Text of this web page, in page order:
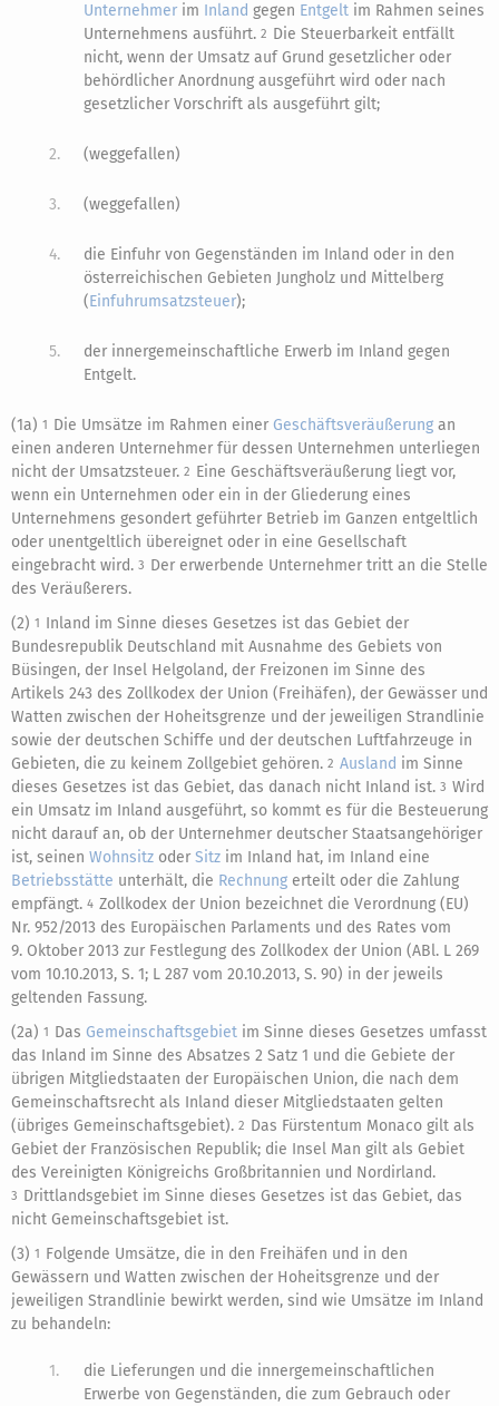
Unternehmer im Inland gegen Entgelt im Rahmen seines
Unternehmens ausführt.2 Die Steuerbarkeit entfällt
nicht, wenn der Umsatz auf Grund gesetzlicher oder
behördlicher Anordnung ausgeführt wird oder nach
gesetzlicher Vorschrift als ausgeführt gilt;
2. (weggefallen)
3. (weggefallen)
4.
die Einfuhr von Gegenständen im Inland oder in den
österreichischen Gebieten Jungholz und Mittelberg
(Einfuhrumsatzsteuer);
5.
der innergemeinschaftliche Erwerb im Inland gegen
Entgelt.
(1a) 1 Die Umsätze im Rahmen einer Geschäftsveräußerung an
einen anderen Unternehmer für dessen Unternehmen unterliegen
nicht der Umsatzsteuer. 2 Eine Geschäftsveräußerung liegt vor,
wenn ein Unternehmen oder ein in der Gliederung eines
Unternehmens gesondert geführter Betrieb im Ganzen entgeltlich
oder unentgeltlich übereignet oder in eine Gesellschaft
eingebracht wird. 3 Der erwerbende Unternehmer tritt an die Stelle
des Veräußerers.
(2) 1
Inland im Sinne dieses Gesetzes ist das Gebiet der
Bundesrepublik Deutschland mit Ausnahme des Gebiets von
Büsingen, der Insel Helgoland, der Freizonen im Sinne des
Artikels 243 des Zollkodex der Union (Freihäfen), der Gewässer und
Watten zwischen der Hoheitsgrenze und der jeweiligen Strandlinie
sowie der deutschen Schiffe und der deutschen Luftfahrzeuge in
Gebieten, die zu keinem Zollgebiet gehören. 2 Ausland im Sinne
dieses Gesetzes ist das Gebiet, das danach nicht Inland ist. 3 Wird
ein Umsatz im Inland ausgeführt, so kommt es für die Besteuerung
nicht darauf an, ob der Unternehmer deutscher Staatsangehöriger
ist, seinen Wohnsitz oder Sitz im Inland hat, im Inland eine
Betriebsstätte unterhält, die Rechnung erteilt oder die Zahlung
empfängt. 4 Zollkodex der Union bezeichnet die Verordnung (EU)
Nr. 952/2013 des Europäischen Parlaments und des Rates vom
9. Oktober 2013 zur Festlegung des Zollkodex der Union (ABl. L 269
vom 10.10.2013, S. 1; L 287 vom 20.10.2013, S. 90) in der jeweils
geltenden Fassung.
(2a) 1 Das Gemeinschaftsgebiet im Sinne dieses Gesetzes umfasst
das Inland im Sinne des Absatzes 2 Satz 1 und die Gebiete der
übrigen Mitgliedstaaten der Europäischen Union, die nach dem
Gemeinschaftsrecht als Inland dieser Mitgliedstaaten gelten
(übriges Gemeinschaftsgebiet). 2 Das Fürstentum Monaco gilt als
Gebiet der Französischen Republik; die Insel Man gilt als Gebiet
des Vereinigten Königreichs Großbritannien und Nordirland.
3 Drittlandsgebiet im Sinne dieses Gesetzes ist das Gebiet, das
nicht Gemeinschaftsgebiet ist.
(3) 1
Folgende Umsätze, die in den Freihäfen und in den
Gewässern und Watten zwischen der Hoheitsgrenze und der
jeweiligen Strandlinie bewirkt werden, sind wie Umsätze im Inland
zu behandeln:
1.
die Lieferungen und die innergemeinschaftlichen
Erwerbe von Gegenständen, die zum Gebrauch oder